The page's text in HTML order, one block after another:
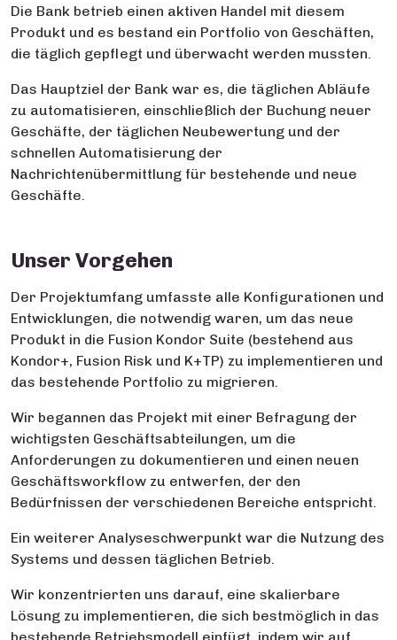
Die Bank betrieb einen aktiven Handel mit diesem
Produkt und es bestand ein Portfolio von Geschäften,
die täglich gepflegt und überwacht werden mussten.
Das Hauptziel der Bank war es, die täglichen Abläufe
zu automatisieren, einschließlich der Buchung neuer
Geschäfte, der täglichen Neubewertung und der
schnellen Automatisierung der
Nachrichtenübermittlung für bestehende und neue
Geschäfte.
Unser Vorgehen
Der Projektumfang umfasste alle Konfigurationen und
Entwicklungen, die notwendig waren, um das neue
Produkt in die Fusion Kondor Suite (bestehend aus
Kondor+, Fusion Risk und K+TP) zu implementieren und
das bestehende Portfolio zu migrieren.
Wir begannen das Projekt mit einer Befragung der
wichtigsten Geschäftsabteilungen, um die
Anforderungen zu dokumentieren und einen neuen
Geschäftsworkflow zu entwerfen, der den
Bedürfnissen der verschiedenen Bereiche entspricht.
Ein weiterer Analyseschwerpunkt war die Nutzung des
Systems und dessen täglichen Betrieb.
Wir konzentrierten uns darauf, eine skalierbare
Lösung zu implementieren, die sich bestmöglich in das